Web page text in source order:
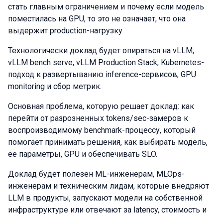
стать главным ограничением и почему если модель
поместилась на GPU, то это не означает, что она
выдержит production-нагрузку.
Технологически доклад будет опираться на vLLM,
vLLM bench serve, vLLM Production Stack, Kubernetes-
подход к развертыванию inference-сервисов, GPU
monitoring и сбор метрик.
Основная проблема, которую решает доклад: как
перейти от разрозненных tokens/sec-замеров к
воспроизводимому benchmark-процессу, который
помогает принимать решения, как выбирать модель,
ее параметры, GPU и обеспечивать SLO.
Доклад будет полезен ML-инженерам, MLOps-
инженерам и техническим лидам, которые внедряют
LLM в продукты, запускают модели на собственной
инфраструктуре или отвечают за latency, стоимость и